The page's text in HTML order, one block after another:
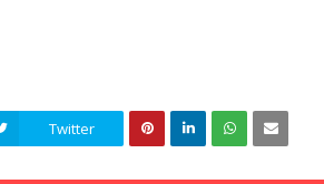
Twitter